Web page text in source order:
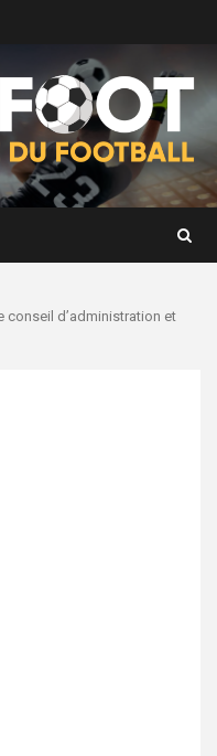
conseil d’administration et